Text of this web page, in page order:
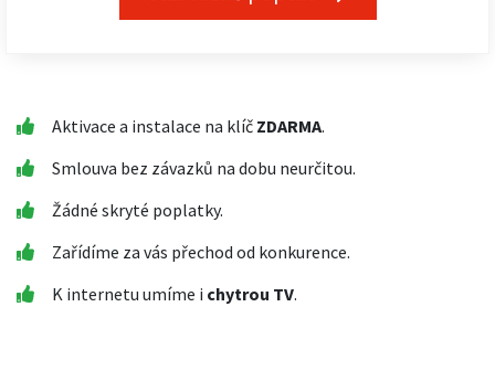
Aktivace a instalace na klíč ZDARMA.
Smlouva bez závazků na dobu neurčitou.
Žádné skryté poplatky.
Zařídíme za vás přechod od konkurence.
K internetu umíme i chytrou TV.